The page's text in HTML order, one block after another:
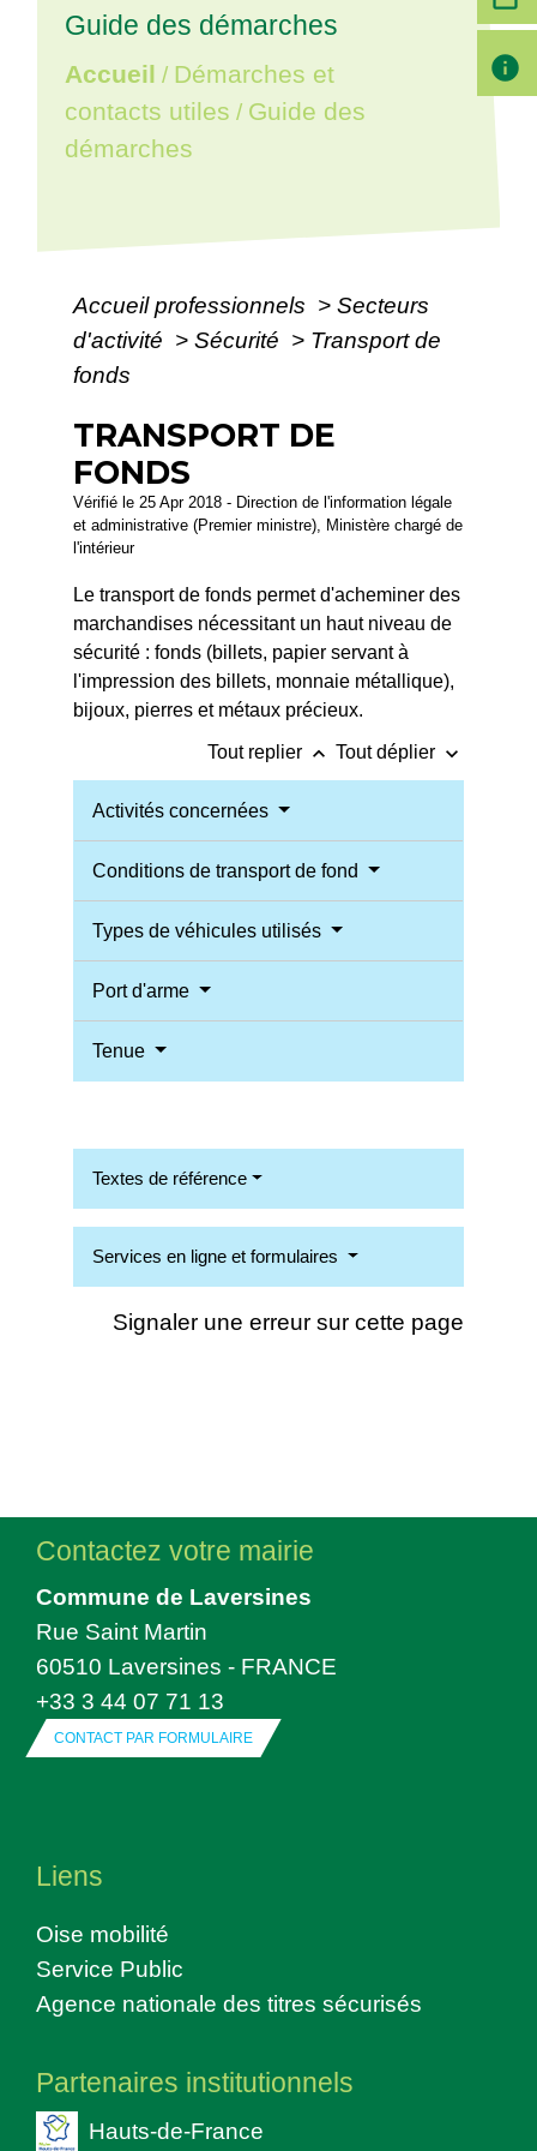
Guide des démarches
Accueil / Démarches et
contacts utiles / Guide des
démarches
Accueil professionnels > Secteurs
d'activité > Sécurité > Transport de
fonds
TRANSPORT DE
FONDS
Vérifié le 25 Apr 2018 - Direction de l'information légale
et administrative (Premier ministre), Ministère chargé de
l'intérieur
Le transport de fonds permet d'acheminer des
marchandises nécessitant un haut niveau de
sécurité : fonds (billets, papier servant à
l'impression des billets, monnaie métallique),
bijoux, pierres et métaux précieux.
Tout replier keyboard_arrow_up Tout déplier keyboard_arrow_down
Activités concernées
Conditions de transport de fond
Types de véhicules utilisés
Port d'arme
Tenue
Textes de référence
Services en ligne et formulaires
Signaler une erreur sur cette page
info
Contactez votre mairie
Commune de Laversines
Rue Saint Martin
60510 Laversines - FRANCE
+33 3 44 07 71 13
CONTACT PAR FORMULAIRE
Liens
Oise mobilité
Service Public
Agence nationale des titres sécurisés
Partenaires institutionnels
Hauts-de-France